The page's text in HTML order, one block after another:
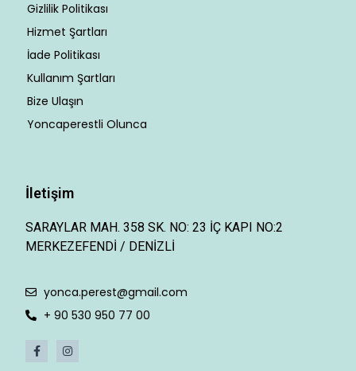
Gizlilik Politikası
Hizmet Şartları
İade Politikası
Kullanım Şartları
Bize Ulaşın
Yoncaperestli Olunca
İletişim
SARAYLAR MAH. 358 SK. NO: 23 İÇ KAPI NO:2
MERKEZEFENDİ / DENİZLİ
yonca.perest@gmail.com
+ 90 530 950 77 00